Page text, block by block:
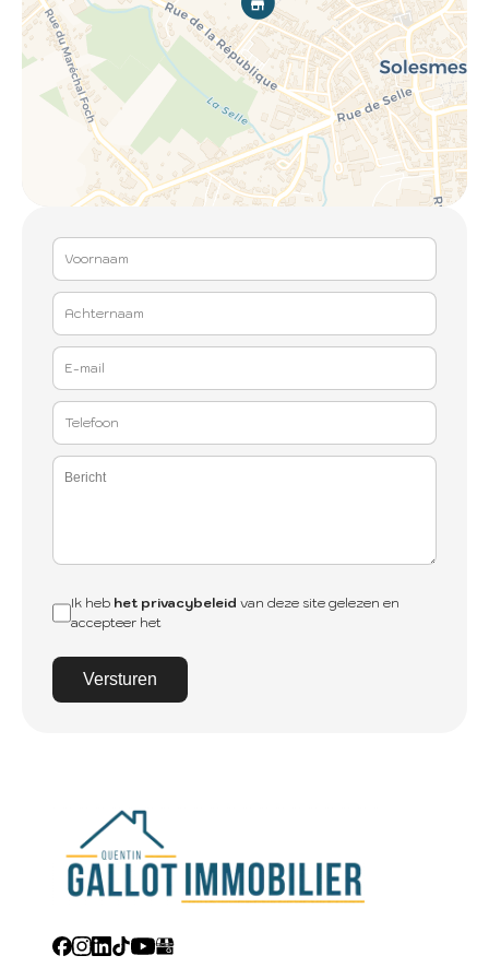
Ik heb het privacybeleid van deze site gelezen en
accepteer het
Versturen